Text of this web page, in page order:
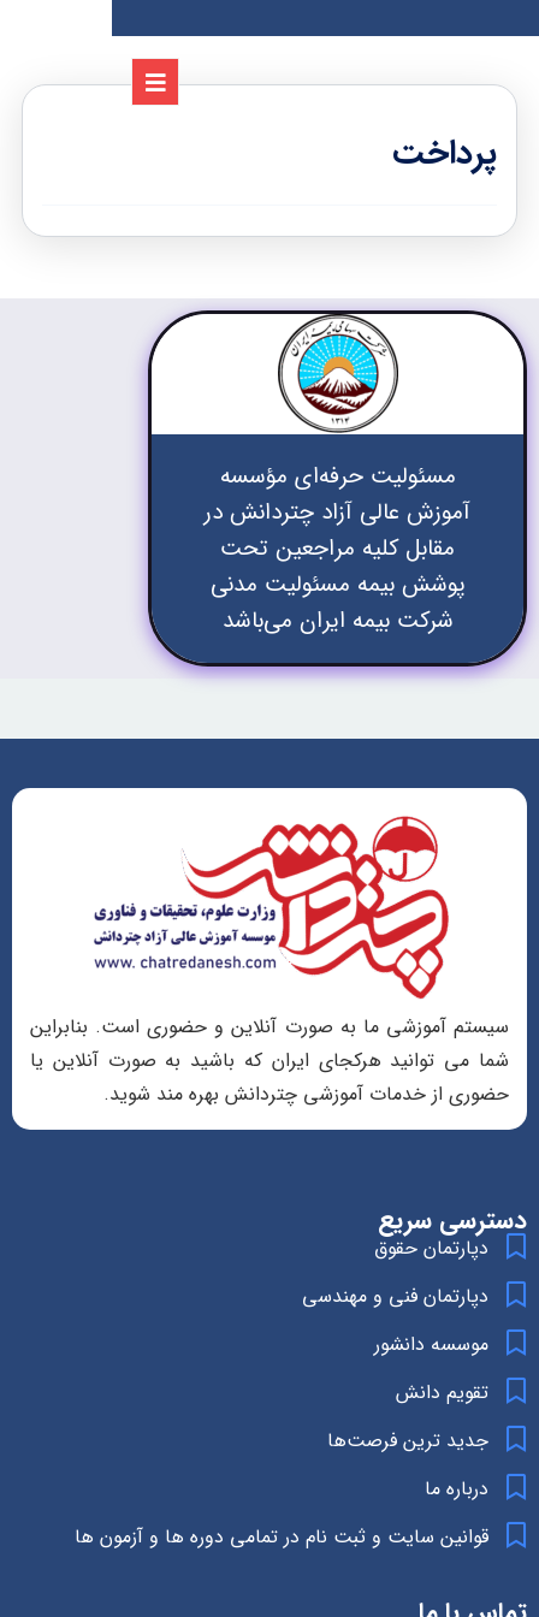
پرداخت
مسئولیت حرفه‌ای مؤسسه
آموزش عالی آزاد چتردانش در
مقابل کلیه مراجعین تحت
پوشش بیمه مسئولیت مدنی
شرکت بیمه ایران می‌باشد
سیستم آموزشی ما به صورت آنلاین و حضوری است. بنابراین
شما می توانید هرکجای ایران که باشید به صورت آنلاین یا
حضوری از خدمات آموزشی چتردانش بهره مند شوید.
دسترسی سریع
دپارتمان حقوق
دپارتمان فنی و مهندسی
موسسه دانشور
تقویم دانش
جدید ترین فرصت‌ها
درباره ما
قوانین سایت و ثبت نام در تمامی دوره ها و آزمون ها